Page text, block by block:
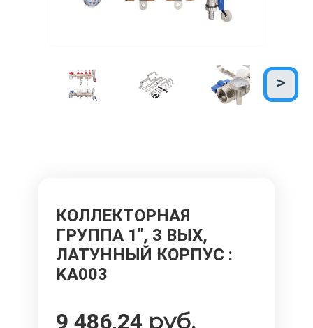
КОЛЛЕКТОРНАЯ
ГРУППА 1", 3 ВЫХ,
ЛАТУННЫЙ КОРПУС :
KA003
9 486,24 руб.